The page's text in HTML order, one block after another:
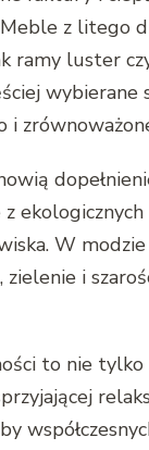
z litego
ramy luster
i
z
W
i
to nie tylko